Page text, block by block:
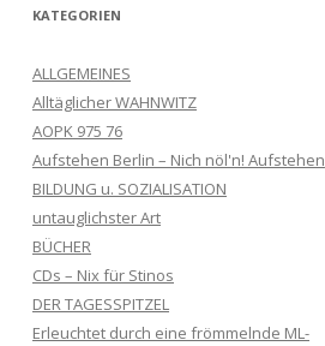
KATEGORIEN
ALLGEMEINES
Alltäglicher WAHNWITZ
AOPK 975 76
Aufstehen Berlin – Nich nöl'n! Aufstehen
BILDUNG u. SOZIALISATION
untauglichster Art
BÜCHER
CDs – Nix für Stinos
DER TAGESSPITZEL
Erleuchtet durch eine frömmelnde ML-